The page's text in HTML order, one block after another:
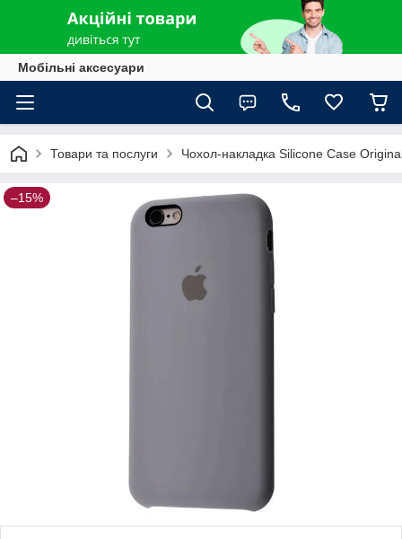
Мобільні аксесуари
Товари та послуги Чохол-накладка Silicone Case
–15%